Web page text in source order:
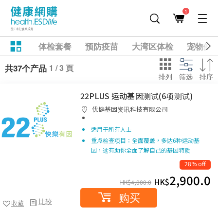
1
体检套餐 预防疫苗 大湾区体检
宠物健
共37个产品 1 / 3 頁
排列 筛选 排序
比较
收藏
22PLUS 运动基因测试(6项测试)
优健基因资讯科技有限公司
适用于所有人士
重点检查项目：全面覆盖，多达6种运动基
因，这有助你全面了解自己的基因特质
28% off
HK$4,000.0 HK$2,900.0
购买